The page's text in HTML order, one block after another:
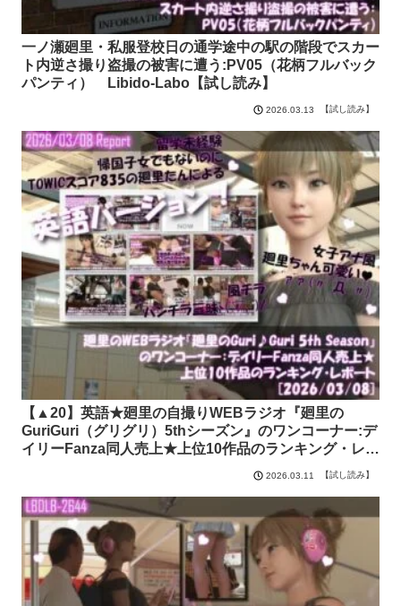
一ノ瀬廻里・私服登校日の通学途中の駅の階段でスカー
ト内逆さ撮り盗撮の被害に遭う:PV05（花柄フルバック
パンティ） Libido-Labo【試し読み】
2026.03.13 【試し読み】
【▲20】英語★廻里の自撮りWEBラジオ『廻里の
GuriGuri（グリグリ）5thシーズン』のワンコーナー:デ
イリーFanza同人売上★上位10作品のランキング・レポ
ート［2026/03/08］ Libido-Labo【試し読み】
2026.03.11 【試し読み】